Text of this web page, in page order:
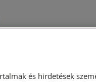
és hirdetések